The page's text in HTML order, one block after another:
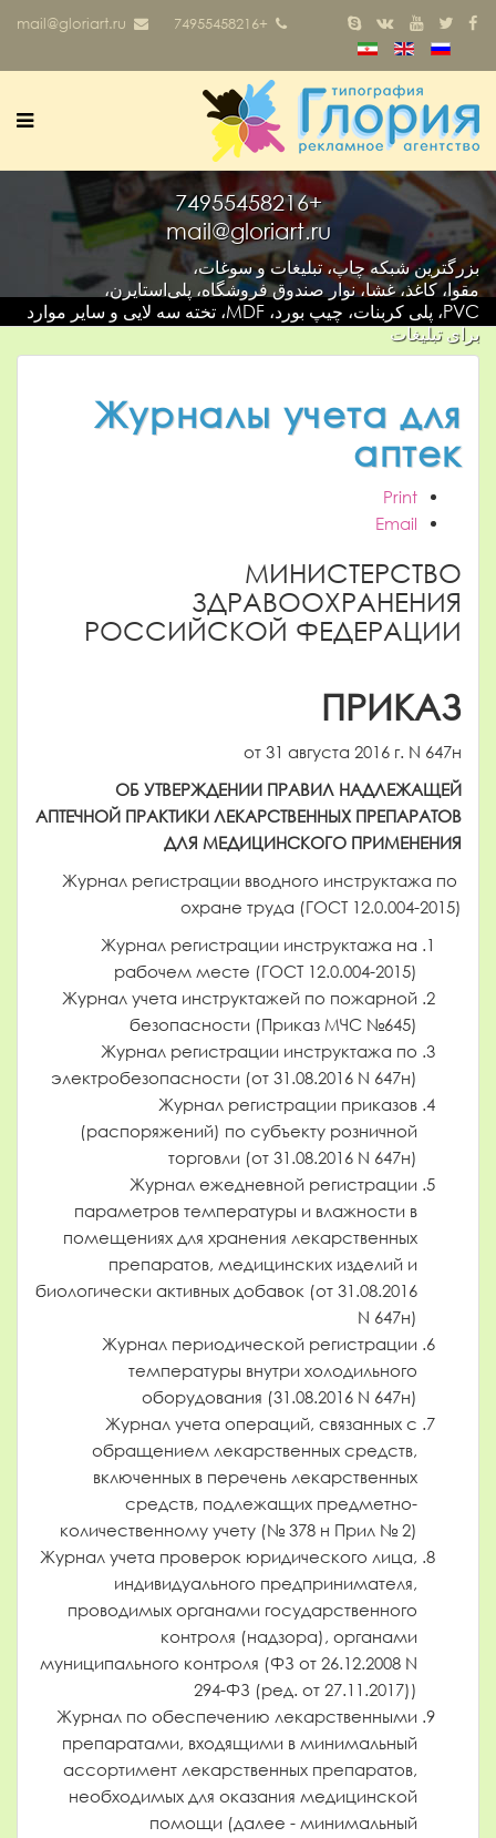
+74955458216
mail@gloriart.ru
+74955458216
mail@gloriart.ru
بزرگترین شبکه چاپ، تبلیغات و سوغات،
مقوا، کاغذ، غشا، نوار صندوق فروشگاه، پلی‌استایرن،
PVC، پلی کربنات، چیپ بورد، MDF، تخته سه لایی و سایر موارد
برای تبلیغات
Журналы учета для
аптек
Print
Email
МИНИСТЕРСТВО
ЗДРАВООХРАНЕНИЯ
РОССИЙСКОЙ ФЕДЕРАЦИИ
ПРИКАЗ
от 31 августа 2016 г. N 647н
ОБ УТВЕРЖДЕНИИ ПРАВИЛ НАДЛЕЖАЩЕЙ
АПТЕЧНОЙ ПРАКТИКИ ЛЕКАРСТВЕННЫХ ПРЕПАРАТОВ
ДЛЯ МЕДИЦИНСКОГО ПРИМЕНЕНИЯ
Журнал регистрации вводного инструктажа по
охране труда (ГОСТ 12.0.004-2015)
Журнал регистрации инструктажа на
рабочем месте (ГОСТ 12.0.004-2015)
Журнал учета инструктажей по пожарной
безопасности (Приказ МЧС №645)
Журнал регистрации инструктажа по
электробезопасности (от 31.08.2016 N 647н)
Журнал регистрации приказов
(распоряжений) по субъекту розничной
торговли (от 31.08.2016 N 647н)
Журнал ежедневной регистрации
параметров температуры и влажности в
помещениях для хранения лекарственных
препаратов, медицинских изделий и
биологически активных добавок (от 31.08.2016
N 647н)
Журнал периодической регистрации
температуры внутри холодильного
оборудования (31.08.2016 N 647н)
Журнал учета операций, связанных с
обращением лекарственных средств,
включенных в перечень лекарственных
средств, подлежащих предметно-
количественному учету (№ 378 н Прил № 2)
Журнал учета проверок юридического лица,
индивидуального предпринимателя,
проводимых органами государственного
контроля (надзора), органами
муниципального контроля (ФЗ от 26.12.2008 N
294-ФЗ (ред. от 27.11.2017))
Журнал по обеспечению лекарственными
препаратами, входящими в минимальный
ассортимент лекарственных препаратов,
необходимых для оказания медицинской
помощи (далее - минимальный